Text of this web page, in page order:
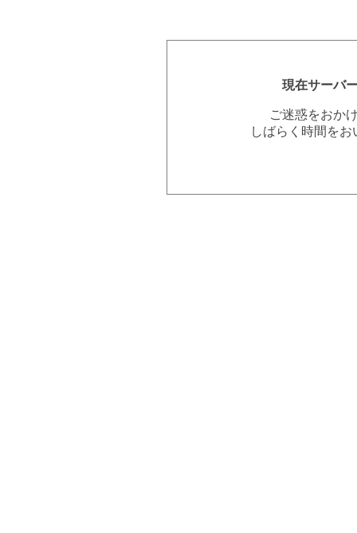
現在サーバ
ご迷惑をおか
しばらく時間を